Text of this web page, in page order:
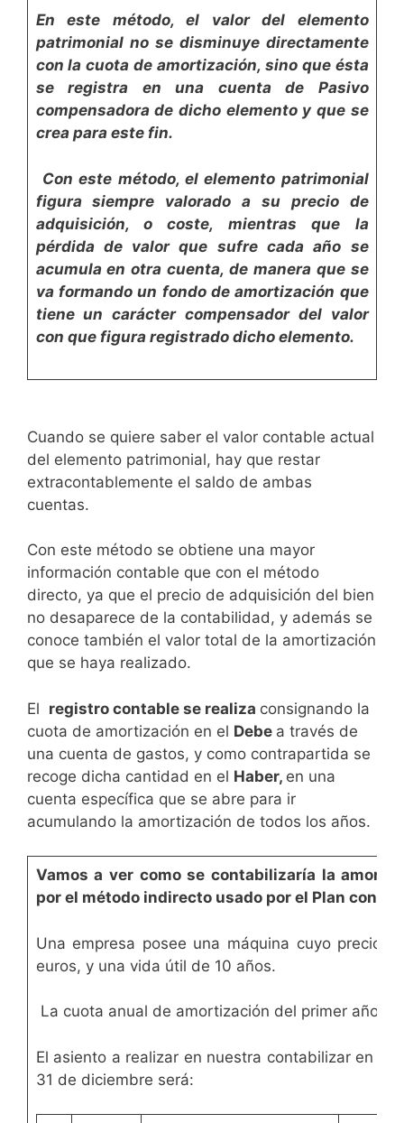
En este método, el valor del elemento
patrimonial no se dis­minuye directamente
con la cuota de amortización, sino que ésta
se registra en una cuenta de Pasivo
compensadora de dicho elemento y que se
crea para este fin.
Con este método, el elemento patrimonial
figura siempre valorado a su precio de
adquisición, o coste, mientras que la
pérdida de valor que sufre cada año se
acumula en otra cuenta, de manera que se
va formando un fondo de amor­tización que
tiene un carácter compensador del valor
con que figura registrado dicho elemento.
Cuando se quiere saber el valor contable actual
del elemento patri­monial, hay que restar
extracontablemente el saldo de am­bas
cuentas.
Con este método se obtiene una mayor
información conta­ble que con el método
directo, ya que el precio de adquisi­ción del bien
no desaparece de la contabilidad, y además se
conoce también el valor total de la amortización
que se haya realizado.
El registro contable se realiza consignando la
cuota de amortización en el Debe a través de
una cuenta de gastos, y como contrapartida se
recoge dicha cantidad en el Haber, en una
cuenta específica que se abre para ir
acumulando la amortización de todos los años.
Vamos a ver como se contabilizaría la
por el método indirecto usado por el Plan
Una empresa posee una máquina cuyo precio
euros, y una vida útil de 10 años.
La cuota anual de amortización del primer año
El asiento a realizar en nuestra contabilizar en
31 de diciembre será: